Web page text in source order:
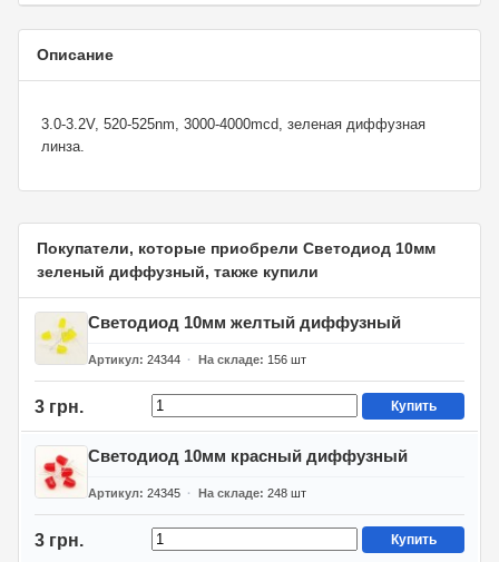
Описание
3.0-3.2V, 520-525nm, 3000-4000mcd, зеленая диффузная
линза.
Покупатели, которые приобрели Светодиод 10мм
зеленый диффузный, также купили
Светодиод 10мм желтый диффузный
Артикул 24344 На складе 156 шт
3 грн. Купить
Светодиод 10мм красный диффузный
Артикул 24345 На складе 248 шт
3 грн. Купить